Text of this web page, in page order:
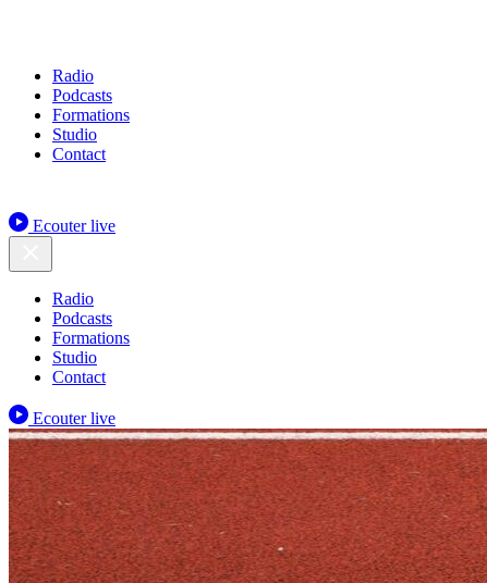
Radio
Podcasts
Formations
Studio
Contact
Ecouter live
Radio
Podcasts
Formations
Studio
Contact
Ecouter live